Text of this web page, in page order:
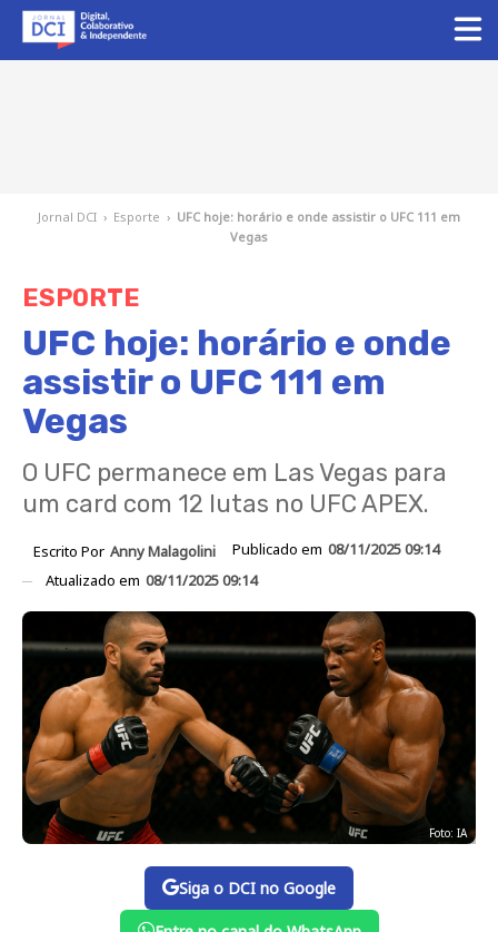
Jornal DCI › Esporte › UFC hoje: horário e onde assistir o UFC 111 em
Vegas
ESPORTE
UFC hoje: horário e onde
assistir o UFC 111 em
Vegas
O UFC permanece em Las Vegas para
um card com 12 lutas no UFC APEX.
Escrito Por Anny Malagolini Publicado em 08/11/2025 09:14
Atualizado em 08/11/2025 09:14
Foto: IA
Siga o DCI no Google